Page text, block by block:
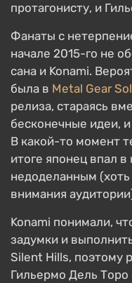
протагонисту, и
Фанаты с
начале 2015-го не
сана и Konami.
была в Metal Gear
релиза, стараясь
бесконечные идеи,
В какой-то момент
итоге японец впал
недоделанным
внимания
Konami понимали,
задумки и
Silent Hills, поэтому
Гильермо Дель Торо